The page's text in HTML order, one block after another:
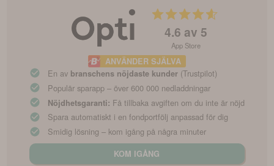
4.6 av 5
App Store
ANVÄNDER SJÄLVA
En av branschens nöjdaste kunder (Trustpilot)
Populär sparapp – över 600 000 nedladdningar
Nöjdhetsgaranti: Få tillbaka avgiften om du inte är nöjd
Spara automatiskt i en fondportfölj anpassad för dig
Smidig lösning – kom igång på några minuter
KOM IGÅNG